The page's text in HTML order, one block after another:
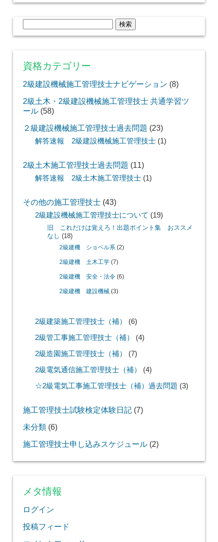
索:
資格カテゴリー
2級建設機械施工管理技士ナビゲーション (8)
2級土木・2級建設機械施工管理技士 共通学習ツ
ール(58)
２級建設機械施工管理技士過去問題 (23)
解答速報 2級建設機械施工管理技士(1)
2級土木施工管理技士過去問題 (11)
解答速報 2級土木施工管理技士(1)
その他の施工管理技士(43)
2級建設機械施工管理技士について (19)
旧 これだけは覚えろ！出題ポイント集 おススメ
なし (18)
2級建機 ショベル系(2)
2級建機 土木工学(7)
2級建機 安全・法令(6)
2級建機 建設機械(3)
2級建築施工管理技士（補） (6)
2級管工事施工管理技士（補） (4)
2級造園施工管理技士（補） (7)
2級電気通信施工管理技士（補） (4)
☆2級電気工事施工管理技士（補）過去問題 (3)
施工管理技士試験検定体験日記(7)
未分類(6)
施工管理技士申し込みスケジュール(2)
メタ情報
ログイン
投稿フィード